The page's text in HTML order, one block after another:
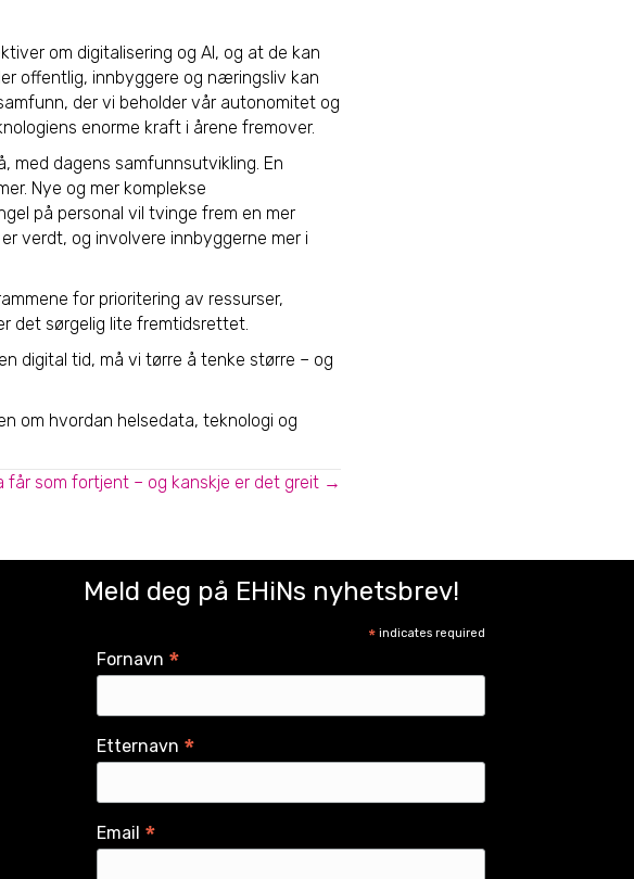
om digitalisering og AI, og at de kan
offentlig, innbyggere og næringsliv kan
der vi beholder vår autonomitet og
enorme kraft i årene fremover.
med dagens samfunnsutvikling. En
Nye og mer komplekse
på personal vil tvinge frem en mer
verdt, og involvere innbyggerne mer i
for prioritering av ressurser,
det sørgelig lite fremtidsrettet.
digital tid, må vi tørre å tenke større – og
om hvordan helsedata, teknologi og
får som fortjent – og kanskje er det greit →
Meld deg på EHiNs nyhetsbrev!
* indicates required
Fornavn *
Etternavn *
Email *